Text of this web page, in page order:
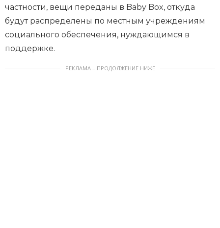
частности, вещи переданы в Baby Box, откуда
будут распределены по местным учреждениям
социального обеспечения, нуждающимся в
поддержке.
РЕКЛАМА – ПРОДОЛЖЕНИЕ НИЖЕ